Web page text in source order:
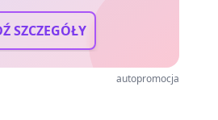
SZCZEGÓŁY
autopromocja